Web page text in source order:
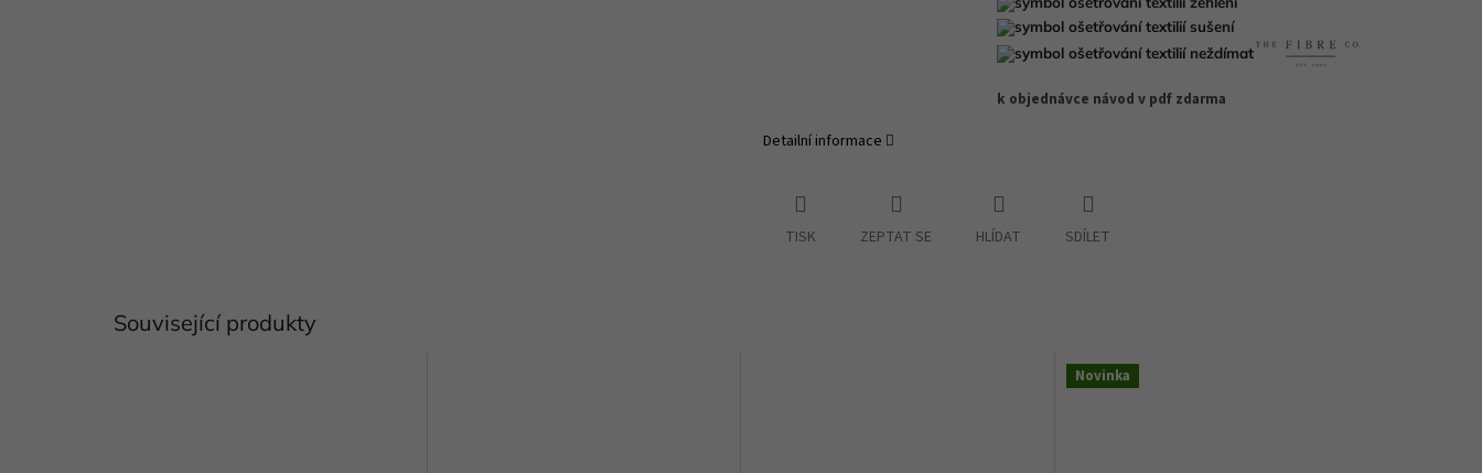
k objednávce návod v pdf zdarma
Detailní informace
TISK ZEPTAT SE HLÍDAT SDÍLET
Související produkty
Novinka